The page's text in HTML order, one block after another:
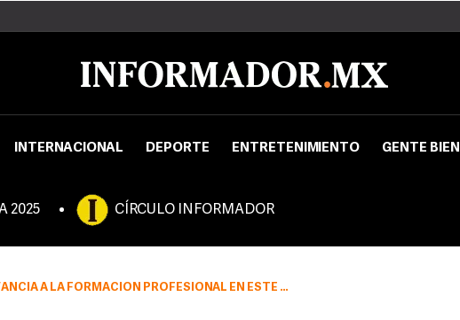
INTERNACIONAL DEPORTE ENTRETENIMIENTO GENTE BIEN
2025 CÍRCULO INFORMADOR
LA FORMACIÓN PROFESIONAL EN ESTE DEPARTAMENTO.